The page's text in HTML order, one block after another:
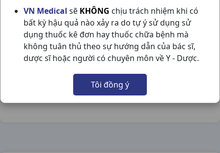
VN Medical sẽ KHÔNG chịu trách nhiệm khi có
bất kỳ hậu quả nào xảy ra do tự ý sử dụng sử
dụng thuốc kê đơn hay thuốc chữa bệnh mà
không tuân thủ theo sự hướng dẫn của bác sĩ,
dược sĩ hoặc người có chuyên môn về Y - Dược.
Tôi đồng ý
TANATRIL TABLEST 5MG VI10V ABBOTT
NSX:Abbott
Nhóm hàng:Tim Mạch - Lợi Tiểu- Nội Tiết,
Chia sẻ qua mạng xã hội: